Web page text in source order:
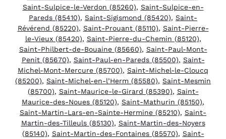
Saint-Sulpice-le-Verdon (85260), Saint-Sulpice-en-
Pareds (85410), Saint-Sigismond (85420), Saint-
Révérend (85220), Saint-Prouant (85110), Saint-Pierre-
le-Vieux (85420), Saint-Pierre-du-Chemin (85120),
Saint-Philbert-de-Bouaine (85660), Saint-Paul-Mont-
Penit (85670), Saint-Paul-en-Pareds (85500), Saint-
Michel-Mont-Mercure (85700), Saint-Michel-le-Cloucq
(85200), Saint-Michel-en-l’Herm (85580), Saint-Mesmin
(85700), Saint-Maurice-le-Girard (85390), Saint-
Maurice-des-Noues (85120), Saint-Mathurin (85150),
Saint-Martin-Lars-en-Sainte-Hermine (85210), Saint-
Martin-des-Tilleuls (85130), Saint-Martin-des-Noyers
(85140), Saint-Martin-des-Fontaines (85570), Saint-